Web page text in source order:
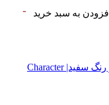
افزودن به سبد خرید
مداد چشم ضد آب فبیولس از برند کرکتر رنگ سفید| Character